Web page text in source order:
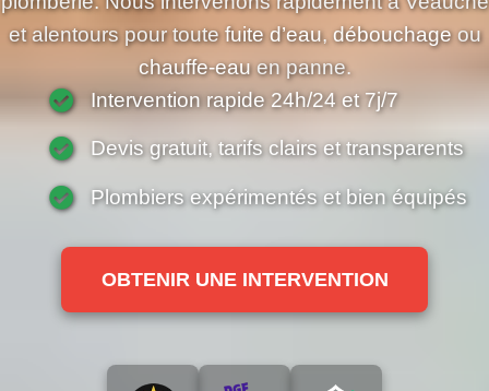
et alentours pour toutefuite d’eau, débouchageou
chauffe-eauen panne.
Intervention rapide 24h/24 et 7j/7
Devis gratuit, tarifs clairs et transparents
Plombiers expérimentés et bien équipés
OBTENIR UNE INTERVENTION